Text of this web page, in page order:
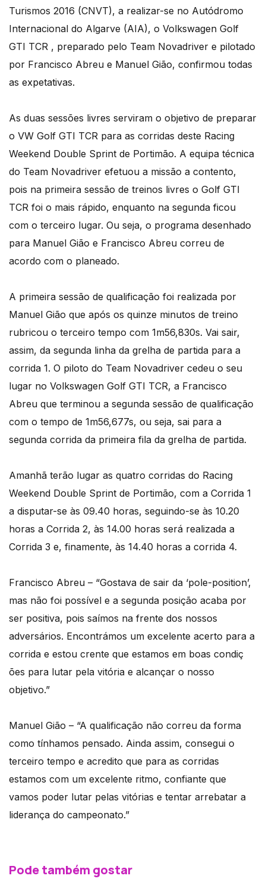
Turismos 2016 (CNVT), a realizar-se no Autódromo
Internacional do Algarve (AIA), o Volkswagen Golf
GTI TCR , preparado pelo Team Novadriver e pilotado
por Francisco Abreu e Manuel Gião, confirmou todas
as expetativas.
As duas sessões livres serviram o objetivo de preparar
o VW Golf GTI TCR para as corridas deste Racing
Weekend Double Sprint de Portimão. A equipa técnica
do Team Novadriver efetuou a missão a contento,
pois na primeira sessão de treinos livres o Golf GTI
TCR foi o mais rápido, enquanto na segunda ficou
com o terceiro lugar. Ou seja, o programa desenhado
para Manuel Gião e Francisco Abreu correu de
acordo com o planeado.
A primeira sessão de qualificação foi realizada por
Manuel Gião que após os quinze minutos de treino
rubricou o terceiro tempo com 1m56,830s. Vai sair,
assim, da segunda linha da grelha de partida para a
corrida 1. O piloto do Team Novadriver cedeu o seu
lugar no Volkswagen Golf GTI TCR, a Francisco
Abreu que terminou a segunda sessão de qualificação
com o tempo de 1m56,677s, ou seja, sai para a
segunda corrida da primeira fila da grelha de partida.
Amanhã terão lugar as quatro corridas do Racing
Weekend Double Sprint de Portimão, com a Corrida 1
a disputar-se às 09.40 horas, seguindo-se às 10.20
horas a Corrida 2, às 14.00 horas será realizada a
Corrida 3 e, finamente, às 14.40 horas a corrida 4.
Francisco Abreu – “Gostava de sair da ‘pole-position’,
mas não foi possível e a segunda posição acaba por
ser positiva, pois saímos na frente dos nossos
adversários. Encontrámos um excelente acerto para a
corrida e estou crente que estamos em boas condiç
ões para lutar pela vitória e alcançar o nosso
objetivo.”
Manuel Gião – “A qualificação não correu da forma
como tínhamos pensado. Ainda assim, consegui o
terceiro tempo e acredito que para as corridas
estamos com um excelente ritmo, confiante que
vamos poder lutar pelas vitórias e tentar arrebatar a
liderança do campeonato.”
Pode também gostar